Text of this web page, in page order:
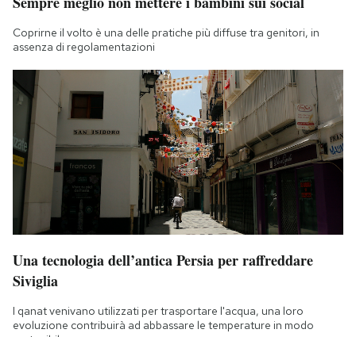
Coprirne il volto è una delle pratiche più diffuse tra genitori, in
assenza di regolamentazioni
Una tecnologia dell’antica Persia per raffreddare
Siviglia
I qanat venivano utilizzati per trasportare l'acqua, una loro
evoluzione contribuirà ad abbassare le temperature in modo